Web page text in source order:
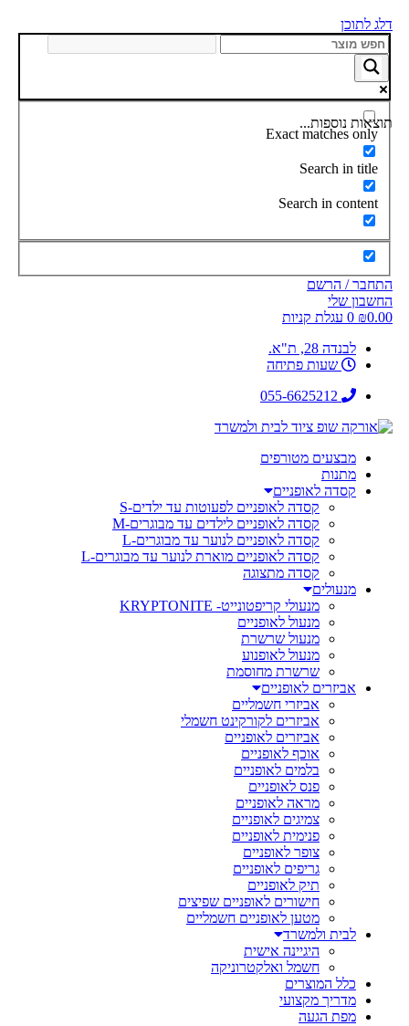
דלג לתוכן
תוצאות נוספות...
Exact matches only
Search in title
Search in content
התחבר / הרשם
החשבון שלי
₪0.00
0 עגלת קניות
לבנדה 28, ת"א.
שעות פתיחה
055-6625212
מבצעים מטורפים
מתנות
קסדה לאופניים
קסדה לאופניים לפעוטות עד ילדים-S
קסדה לאופניים לילדים עד מבוגרים-M
קסדה לאופניים לנוער עד מבוגרים-L
קסדה לאופניים מוארת לנוער עד מבוגרים-L
קסדה מתצוגה
מנעולים
מנעולי קריפטונייט- KRYPTONITE
מנעול לאופניים
מנעול שרשרת
מנעול לאופנוע
שרשרת מחוסמת
אביזרים לאופניים
אביזרי חשמליים
אביזרים לקורקינט חשמלי
אביזרים לאופניים
אוכף לאופניים
בלמים לאופניים
פנס לאופניים
מראה לאופניים
צמיגים לאופניים
פנימית לאופניים
צופר לאופניים
גריפים לאופניים
תיק לאופניים
חישורים לאופניים שפיצים
מטען לאופניים חשמליים
לבית ולמשרד
היגיינה אישית
חשמל ואלקטרוניקה
כלל המוצרים
מדריך מקצועי
מפת הגעה